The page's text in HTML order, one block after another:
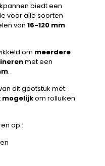
biedt een
voor alle soorten
van 16-120 mm
om meerdere
met een
.
dit gootstuk met
mogelijkom rolluiken
op :